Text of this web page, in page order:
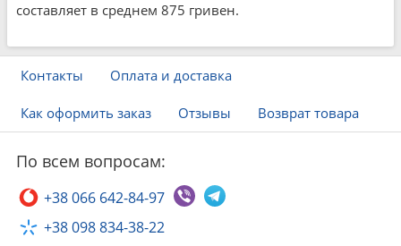
составляет в среднем 875 гривен.
Контакты Оплата и доставка
Как оформить заказ Отзывы Возврат товара
По всем вопросам:
+38 066 642-84-97
+38 098 834-38-22